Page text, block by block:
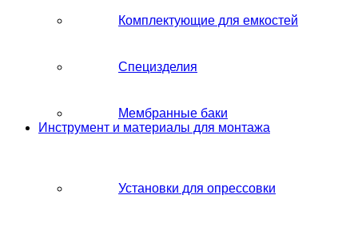
Комплектующие для емкостей
Специзделия
Мембранные баки
Инструмент и материалы для монтажа
Установки для опрессовки